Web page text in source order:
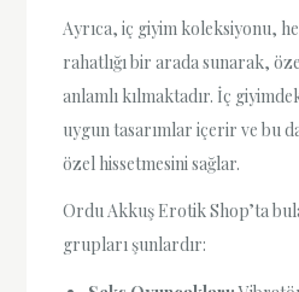
Ayrıca, iç giyim koleksiyonu,
rahatlığı bir arada sunarak,
anlamlı kılmaktadır. İç
uygun tasarımlar içerir ve bu
özel hissetmesini sağlar.
Ordu Akkuş Erotik Shop’ta
grupları şunlardır: